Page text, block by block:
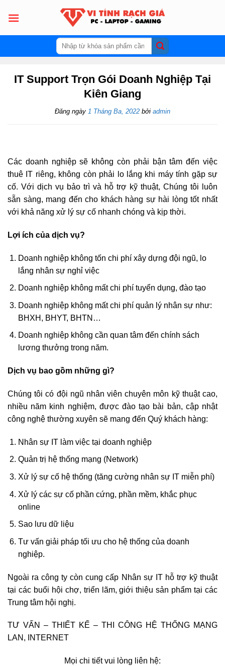
Tìm
kiếm:
IT Support Trọn Gói Doanh Nghiệp Tại
Kiên Giang
Đăng ngày 1 Tháng Ba, 2022 bởi admin
Các doanh nghiệp sẽ không còn phải bận tâm đến việc
thuê IT riêng, không còn phải lo lắng khi máy tính gặp sự
cố. Với dịch vụ bảo trì và hỗ trợ kỹ thuật, Chúng tôi luôn
sẵn sàng, mang đến cho khách hàng sự hài lòng tốt nhất
với khả năng xử lý sự cố nhanh chóng và kịp thời.
Lợi ích của dịch vụ?
Doanh nghiệp không tốn chi phí xây dựng đội ngũ, lo
lắng nhân sự nghỉ việc
Doanh nghiệp không mất chi phí tuyển dụng, đào tạo
Doanh nghiệp không mất chi phí quản lý nhân sự như:
BHXH, BHYT, BHTN…
Doanh nghiệp không cần quan tâm đến chính sách
lương thưởng trong năm.
Dịch vụ bao gồm những gì?
Chúng tôi có đội ngũ nhân viên chuyên môn kỹ thuật cao,
nhiều năm kinh nghiệm, được đào tạo bài bản, cập nhật
công nghệ thường xuyên sẽ mang đến Quý khách hàng:
Nhân sự IT làm việc tại doanh nghiệp
Quản trị hệ thống mạng (Network)
Xử lý sự cố hệ thống (tăng cường nhân sự IT miễn phí)
Xử lý các sự cố phần cứng, phần mềm, khắc phục
online
Sao lưu dữ liệu
Tư vấn giải pháp tối ưu cho hệ thống của doanh
nghiệp.
Ngoài ra công ty còn cung cấp Nhân sự IT hỗ trợ kỹ thuật
tại các buổi hội chợ, triển lãm, giới thiệu sản phẩm tại các
Trung tâm hội nghị.
TƯ VẤN – THIẾT KẾ – THI CÔNG HỆ THỐNG MẠNG
LAN, INTERNET
Mọi chi tiết vui lòng liên hệ: